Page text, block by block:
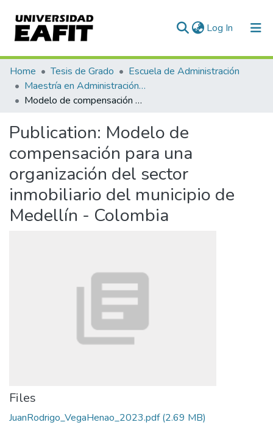
Log In (current)
Communities & Collections
All of DSpace
Home Tesis de Grado
Escuela de Administración
Maestría en Administración - MBA (tesis)
Modelo de compensación para una organización del sector inmobiliario del municipio de Medellín - Colombia
Publication: Modelo de
compensación para una
organización del sector
inmobiliario del municipio de
Medellín - Colombia
Files
JuanRodrigo_VegaHenao_2023.pdf(2.69 MB)